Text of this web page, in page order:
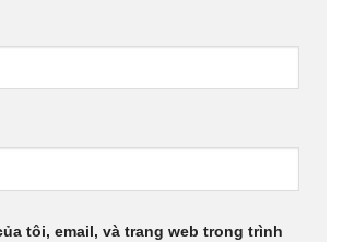
tôi, email, và trang web trong trình